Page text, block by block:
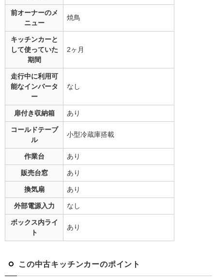
前オーナーのメ
ニュー
焼鳥
キッチンカーと
して使っていた
期間
2ヶ月
走行中に利用可
能なインバータ
ー
なし
扉付き収納箱 あり
コールドテーブ
ル
小型冷蔵庫搭載
作業台 あり
販売台窓 あり
換気扇 あり
外部電源入力 なし
ボックス内ライ
ト
あり
この中古キッチンカーのポイント